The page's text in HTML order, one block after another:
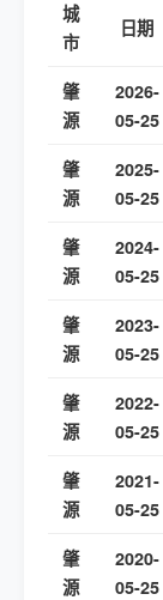
城
市
日期
肇
源
2026-
05-25
肇
源
2025-
05-25
肇
源
2024-
05-25
肇
源
2023-
05-25
肇
源
2022-
05-25
肇
源
2021-
05-25
肇
源
2020-
05-25